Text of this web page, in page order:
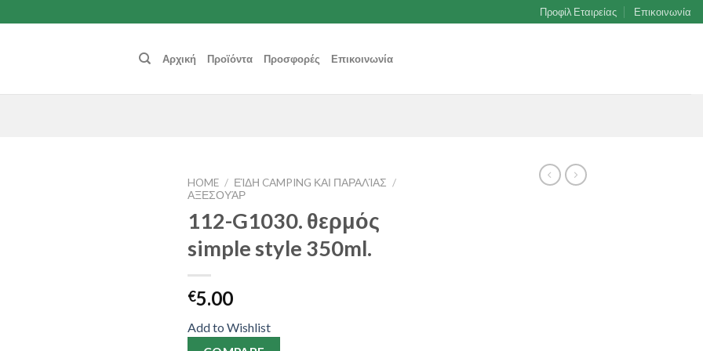
Προφίλ Εταιρείας Επικοινωνία
Αρχική Προϊόντα Προσφορές Επικοινωνία
HOME / ΕΊΔΗ CAMPING ΚΑΙ ΠΑΡΑΛΊΑΣ /
ΑΞΕΣΟΥΆΡ
112-G1030. θερμός
simple style 350ml.
€5.00
Add to Wishlist